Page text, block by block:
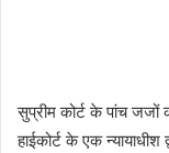
सुप्रीम कोर्ट के पांच जजों
हाईकोर्ट के एक